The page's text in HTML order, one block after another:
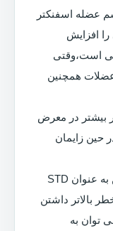
عضله اسفنکتر
افزایش
است،وقتی
همچنین
بیشتر در معرض
زایمان
(عفونت های منتقله از راه مقاربتی)-همچنین به عنوان STD
بالاتر داشتن
توان به